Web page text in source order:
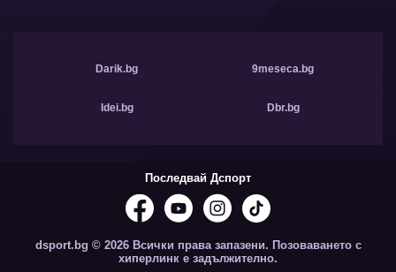
Darik.bg 9meseca.bg
Idei.bg Dbr.bg
Последвай Дспорт
dsport.bg © 2026 Всички права запазени. Позоваването с
хиперлинк е задължително.